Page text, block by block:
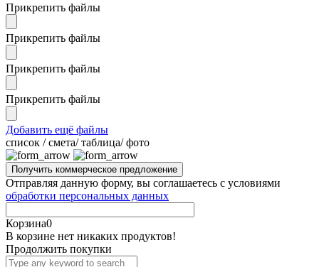
Прикрепить файлы
Прикрепить файлы
Прикрепить файлы
Прикрепить файлы
Добавить ещё файлы
cписок / смета/ таблица/ фото
Отправляя данную форму, вы соглашаетесь с условиями
обработки персональных данных
Корзина0
В корзине нет никаких продуктов!
Продолжить покупки